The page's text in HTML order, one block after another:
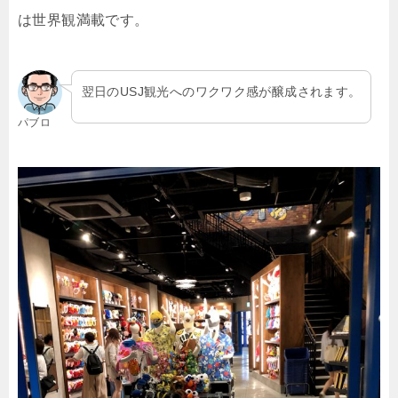
は世界観満載です。
パブロ
翌日のUSJ観光へのワクワク感が醸成されます。